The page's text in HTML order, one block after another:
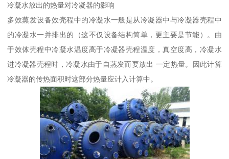
冷凝水放出的热量对冷凝器的影响
多效蒸发设备效壳程中的冷凝水一般是从冷凝器中与冷凝器壳程中
的冷凝水一并排出的（这不仅设备结构简单，更主要是节能）。由
于效体壳程中冷凝水温度高于冷凝器壳程温度，真空度高，冷凝水
进冷凝器壳程时，冷凝水由于自蒸发而要放出 一定热量。因此计算
冷凝器的传热面积时这部分热量应计入计算中。